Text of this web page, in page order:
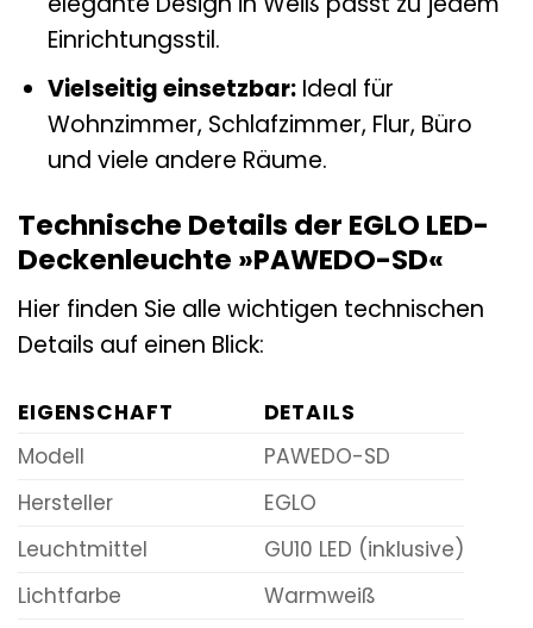
Einrichtungsstil.
Vielseitig einsetzbar:Ideal für
Wohnzimmer, Schlafzimmer, Flur, Büro
und viele andere Räume.
Technische Details der EGLO LED-
Deckenleuchte »PAWEDO-SD«
Hier finden Sie alle wichtigen technischen
Details auf einen Blick:
EIGENSCHAFT
DETAILS
Modell
PAWEDO-SD
Hersteller
EGLO
Leuchtmittel
GU10 LED (inklusive)
Lichtfarbe
Warmweiß